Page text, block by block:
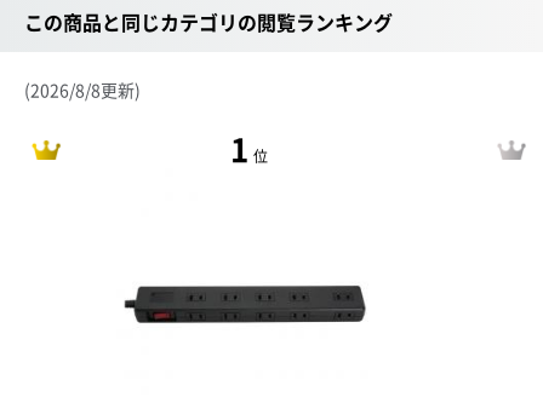
この商品と同じカテゴリの閲覧ランキング
(2026/8/8更新)
1 位